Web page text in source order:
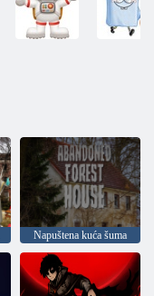
Napuštena kuća šuma